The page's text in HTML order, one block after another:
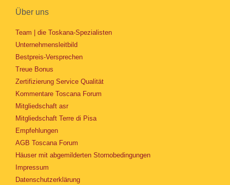
Über uns
Team | die Toskana-Spezialisten
Unternehmensleitbild
Bestpreis-Versprechen
Treue Bonus
Zertifizierung Service Qualität
Kommentare Toscana Forum
Mitgliedschaft asr
Mitgliedschaft Terre di Pisa
Empfehlungen
AGB Toscana Forum
Häuser mit abgemilderten Stornobedingungen
Impressum
Datenschutzerklärung